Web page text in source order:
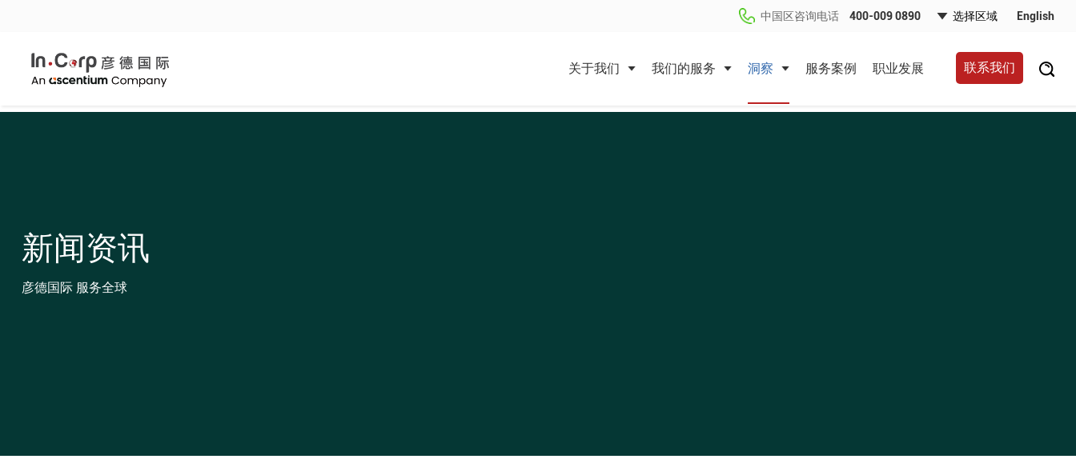
English
中国区咨询电话 400-009 0890
关于我们 我们的服务 洞察 服务案例 职业发展 联系我们
新闻资讯
彦德国际 服务全球